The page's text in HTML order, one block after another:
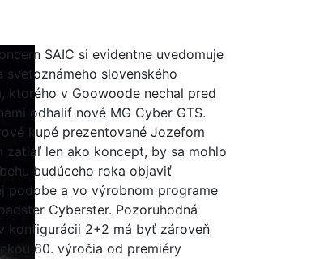
SAIC si evidentne uvedomuje
svetoznámeho slovenského
ktorého v Goowoode nechal pred
odhaliť nové MG Cyber GTS.
kupé prezentované Jozefom
zatiaľ len ako koncept, by sa mohlo
budúceho roka objaviť
podobe a vo výrobnom programe
Cyberster. Pozoruhodná
konfigurácii 2+2 má byť zároveň
60. výročia od premiéry